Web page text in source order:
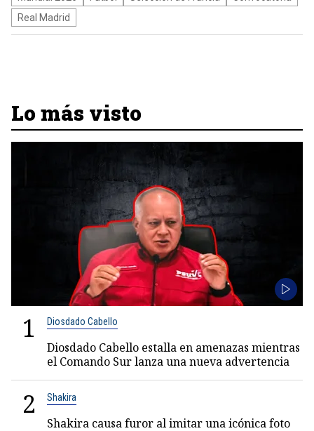
Real Madrid
Lo más visto
1 Diosdado Cabello
Diosdado Cabello estalla en amenazas mientras
el Comando Sur lanza una nueva advertencia
2 Shakira
Shakira causa furor al imitar una icónica foto